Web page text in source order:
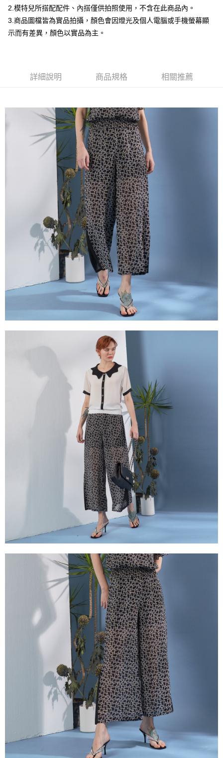
台新國際商業銀行
中國信託商業銀行
台灣樂天信用卡公司
Google Pay
大哥付你分期
2.付款方式選擇「大哥付你分期」，訂單成立後會自動跳轉到大哥付的交易
流程，驗證手機門號後，選擇欲分期的期數、繳款截止日，確認付款後即完
4.訂單成立30分鐘內，如未前往確認交易或遇審核未通過，訂單將自動取
消。如遇「轉專審核」未通過狀況，表示未達大哥付你分期系統評分，恕無
法說明評估內容。
【繳款方式說明】
1.分期款項不併入電信帳單，「大哥付你分期」於每月結算日後寄送繳費提
2.透過簡訊連結打開帳單後，可選擇「超商條碼／台灣大直營門市／銀行轉
帳／街口支付／iPASS MONEY」等通路繳費。
1.本服務係由「台灣大哥大股份有限公司」（以下簡稱本公司）所提供，讓
用戶於交易時，得透過本服務購買商品或服務，並由商店將買賣／分期付款
買賣價金債權讓與本公司後，依約使用本公司帳單繳交帳款。
2.基於同意付款使用「大哥付你分期」之契約關係目的，商店將以您的個人
資料（包含姓名、電話或地址）提供予台灣大哥大進項蒐集、處理及利用，
由本公司與您本人進行分期帳單所需資料之確認、核對及更正。
3.完整用戶服務條款，請詳閱以下連結：https://oppay.tw/userRule
相關說明
１．簡單：不需註冊會員、不需綁卡、不需儲值。
２．便利：只要手機號碼，簡訊認證，即可結帳。
３．安心：先確認商品／服務後，再付款。
【「AFTEE先享後付」結帳流程】
１．於結帳方式選擇「AFTEE先享後付」後，將跳轉至「AFTEE先享後付」
結帳頁面，進行簡訊認證並確認金額後，即可完成結帳。
２．訂單成立數日內，您將收到繳費通知簡訊。
３．收到繳費通知簡訊後14天內，點擊此簡訊中的連結，可透過四大超商／
ATM／網路銀行／等多元方式進行付款，方視為交易完成。
※ 請注意：結帳手續完成當下不需立刻繳費，但若您需要取消訂單，請聯絡
購買商品的店家。未經商家同意取消之訂單仍視為有效，需透過AFTEE先享
後付繳納相關費用。
※ 交易是否成功請以「AFTEE先享後付 」之結帳頁面顯示為準，若有關於
是否繳費成功／繳費後需取消欲退款等相關疑問，請聯繫「AFTEE先享後付
客戶支援中心」https://netprotections.freshdesk.com/support/home
１．透過由恩沛科技股份有限公司提供之「AFTEE先享後付」服務完成之交
易，需依本服務之必要範圍內提供個人資料，並將交易相關給付款項請求債
權轉讓予恩沛科技股份有限公司。
２．關於個人資料處理事宜，請瀏覽以下網址：
https://aftee.tw/terms/#terms3
３．未成年的使用者請事先徵得法定代理人或監護人之同意方可使用
４．使用「AFTEE先享後付」時，將依據個別帳號之用戶狀況，依本公司即
時審查核予不同之上限額度；若仍有額度不足之情形，本公司將視審查結果
５．嚴禁一人註冊多個帳號或使用他人資訊註冊。若發現惡意使用之情形，
恩沛科技股份有限公司將有權停止該用戶之使用額度並採取法律行動。
運送方式
全家取貨付款
每筆NT$120，滿NT$2,000(含以上)免運費
每筆NT$120，滿NT$2,000(含以上)免運費
每筆NT$120，滿NT$2,000(含以上)免運費
2.模特兒所搭配配件、內搭僅供拍照使用，不含在此商品內。
3.商品圖檔皆為實品拍攝，顏色會因燈光及個人電腦或手機螢幕顯
示而有差異，顏色以實品為主。
詳細說明 商品規格 相關推薦